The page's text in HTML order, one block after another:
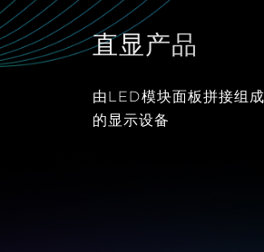
直显产品
由LED模块面板拼接组
的显示设备